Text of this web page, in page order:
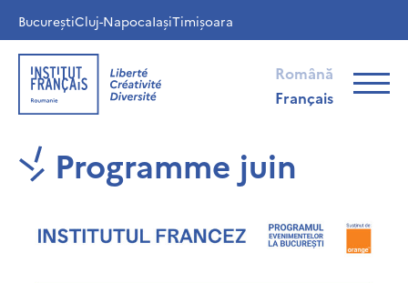
BucureștiCluj-NapocaIașiTimișoara
Română
Français
Programme juin